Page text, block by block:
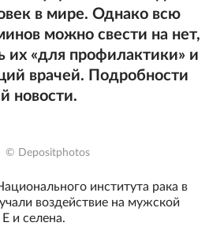
в мире. Однако всю
можно свести на нет,
их «для профилактики» и
врачей. Подробности
новости.
© Depositphotos
института рака в
воздействие на мужской
и селена.